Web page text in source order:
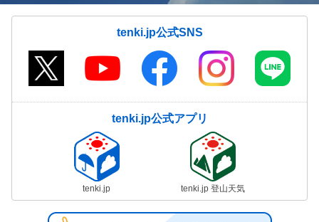
tenki.jp公式SNS
tenki.jp公式アプリ
tenki.jp tenki.jp 登山天気